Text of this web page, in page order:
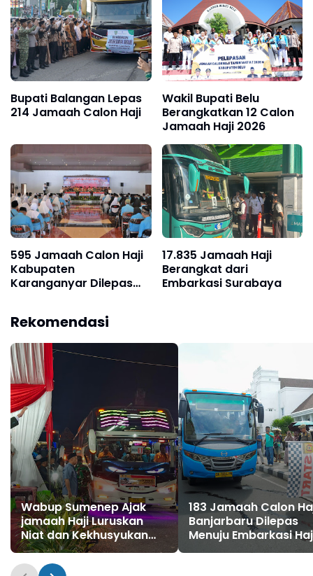
Bupati Balangan Lepas
214 Jamaah Calon Haji
Wakil Bupati Belu
Berangkatkan 12 Calon
Jamaah Haji 2026
595 Jamaah Calon Haji
Kabupaten
Karanganyar Dilepas
17.835 Jamaah Haji
Berangkat dari
Embarkasi Surabaya
Rekomendasi
Wabup Sumenep Ajak
jamaah Haji Luruskan
Niat dan Kekhusyukan
Ibadah
183 Jamaah Calon
Banjarbaru Dilepas
Menuju Embarkasi
Banjarmasin